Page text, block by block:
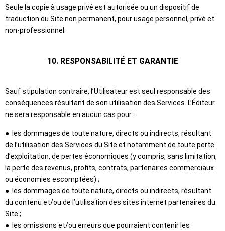
Seule la copie à usage privé est autorisée ou un dispositif de
traduction du Site non permanent, pour usage personnel, privé et
non-professionnel.
10. RESPONSABILITÉ ET GARANTIE
Sauf stipulation contraire, l’Utilisateur est seul responsable des
conséquences résultant de son utilisation des Services. L’Éditeur
ne sera responsable en aucun cas pour :
● les dommages de toute nature, directs ou indirects, résultant
de l’utilisation des Services du Site et notamment de toute perte
d’exploitation, de pertes économiques (y compris, sans limitation,
la perte des revenus, profits, contrats, partenaires commerciaux
ou économies escomptées) ;
● les dommages de toute nature, directs ou indirects, résultant
du contenu et/ou de l’utilisation des sites internet partenaires du
Site ;
● les omissions et/ou erreurs que pourraient contenir les